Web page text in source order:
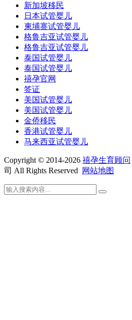
新加坡移民
日本试管婴儿
柬埔寨试管婴儿
格鲁吉亚试管婴儿
格鲁吉亚试管婴儿
泰国试管婴儿
泰国试管婴儿
禧孕官网
签证
美国试管婴儿
美国试管婴儿
金侨移民
香港试管婴儿
马来西亚试管婴儿
Copyright © 2014-2026 禧孕生育顾问
司 All Rights Reserved
网站地图